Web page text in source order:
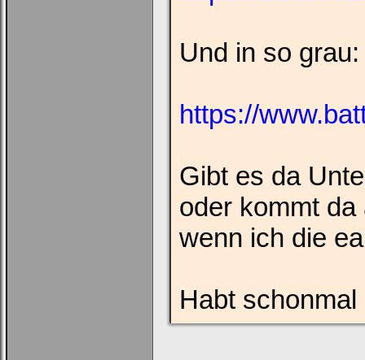
Und in so grau:
https://
Gibt es da
oder kommt
wenn ich die
Habt